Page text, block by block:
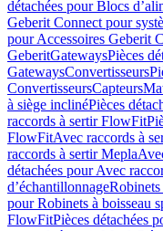
détachées pour Blocs
Geberit Connect pour
pour Accessoires Geberit
GeberitGatewaysPièces
GatewaysConvertisseurs
ConvertisseursCapteurs
à siège inclinéPièces
raccords à sertir FlowFit
FlowFitAvec raccords à
raccords à sertir Mepla
détachées pour Avec
d’échantillonnageRobinets
pour Robinets à boisseau
FlowFitPièces détachées